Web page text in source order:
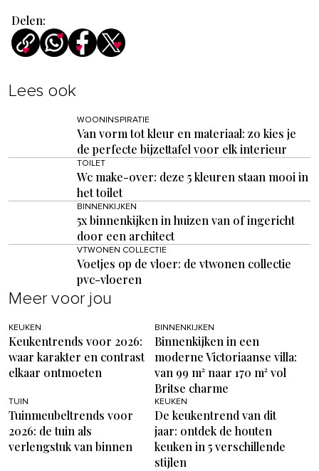
Delen:
Lees ook
WOONINSPIRATIE
Van vorm tot kleur en materiaal: zo kies je
de perfecte bijzettafel voor elk interieur
TOILET
Wc make-over: deze 5 kleuren staan mooi in
het toilet
BINNENKIJKEN
5x binnenkijken in huizen van of ingericht
door een architect
VTWONEN COLLECTIE
Voetjes op de vloer: de vtwonen collectie
pvc-vloeren
Meer voor jou
KEUKEN
Keukentrends voor 2026:
waar karakter en contrast
elkaar ontmoeten
BINNENKIJKEN
Binnenkijken in een
moderne Victoriaanse villa:
van 99 m² naar 170 m² vol
Britse charme
TUIN
Tuinmeubeltrends voor
2026: de tuin als
verlengstuk van binnen
KEUKEN
De keukentrend van dit
jaar: ontdek de houten
keuken in 5 verschillende
stijlen